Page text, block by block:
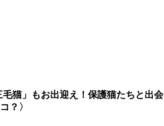
毛猫」もお出迎え！保護猫たちと出会
？〉